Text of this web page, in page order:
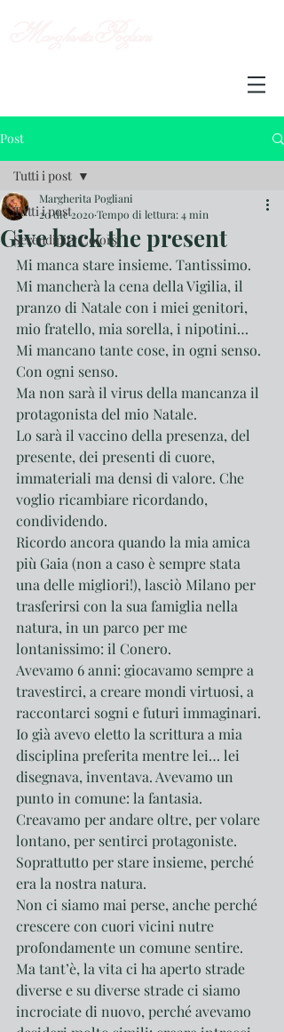
Post
Tutti i post
Serendipity Colors
Tutti i post
Give back the present
Margherita Pogliani
20 dic 2020Tempo di lettura: 4 min
Mi manca stare insieme. Tantissimo.
Mi mancherà la cena della Vigilia, il
pranzo di Natale con i miei genitori,
mio fratello, mia sorella, i nipotini…
Mi mancano tante cose, in ogni senso.
Con ogni senso.
Ma non sarà il virus della mancanza il
protagonista del mio Natale.
Lo sarà il vaccino della presenza, del
presente, dei presenti di cuore,
immateriali ma densi di valore. Che
voglio ricambiare ricordando,
condividendo.
Ricordo ancora quando la mia amica
più Gaia (non a caso è sempre stata
una delle migliori!), lasciò Milano per
trasferirsi con la sua famiglia nella
natura, in un parco per me
lontanissimo: il Conero.
Avevamo 6 anni: giocavamo sempre a
travestirci, a creare mondi virtuosi, a
raccontarci sogni e futuri immaginari.
Io già avevo eletto la scrittura a mia
disciplina preferita mentre lei… lei
disegnava, inventava. Avevamo un
punto in comune: la fantasia.
Creavamo per andare oltre, per volare
lontano, per sentirci protagoniste.
Soprattutto per stare insieme, perché
era la nostra natura.
Non ci siamo mai perse, anche perché
crescere con cuori vicini nutre
profondamente un comune sentire.
Ma tant’è, la vita ci ha aperto strade
diverse e su diverse strade ci siamo
incrociate di nuovo, perché avevamo